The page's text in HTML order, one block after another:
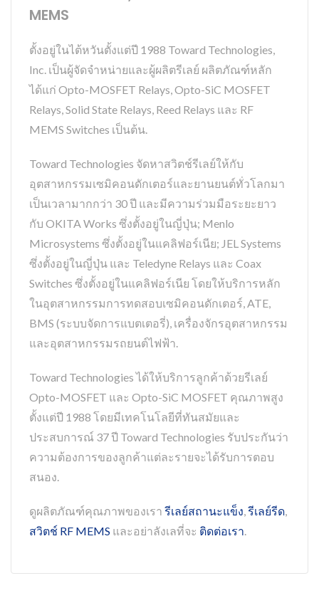
MEMS
ตั้งอยู่ในไต้หวันตั้งแต่ปี 1988 Toward Technologies,
Inc. เป็นผู้จัดจำหน่ายและผู้ผลิตรีเลย์ ผลิตภัณฑ์หลัก
ได้แก่ Opto-MOSFET Relays, Opto-SiC MOSFET
Relays, Solid State Relays, Reed Relays และ RF
MEMS Switches เป็นต้น.
Toward Technologies จัดหาสวิตช์รีเลย์ให้กับ
อุตสาหกรรมเซมิคอนดักเตอร์และยานยนต์ทั่วโลกมา
เป็นเวลามากกว่า 30 ปี และมีความร่วมมือระยะยาว
กับ OKITA Works ซึ่งตั้งอยู่ในญี่ปุ่น; Menlo
Microsystems ซึ่งตั้งอยู่ในแคลิฟอร์เนีย; JEL Systems
ซึ่งตั้งอยู่ในญี่ปุ่น และ Teledyne Relays และ Coax
Switches ซึ่งตั้งอยู่ในแคลิฟอร์เนีย โดยให้บริการหลัก
ในอุตสาหกรรมการทดสอบเซมิคอนดักเตอร์, ATE,
BMS (ระบบจัดการแบตเตอรี่), เครื่องจักรอุตสาหกรรม
และอุตสาหกรรมรถยนต์ไฟฟ้า.
Toward Technologies ได้ให้บริการลูกค้าด้วยรีเลย์
Opto-MOSFET และ Opto-SiC MOSFET คุณภาพสูง
ตั้งแต่ปี 1988 โดยมีเทคโนโลยีที่ทันสมัยและ
ประสบการณ์ 37 ปี Toward Technologies รับประกันว่า
ความต้องการของลูกค้าแต่ละรายจะได้รับการตอบ
สนอง.
ดูผลิตภัณฑ์คุณภาพของเรา รีเลย์สถานะแข็ง,รีเลย์รีด,
สวิตช์ RF MEMS และอย่าลังเลที่จะ ติดต่อเรา.